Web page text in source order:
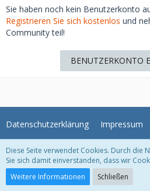
Sie haben noch kein Benutzerkonto
Registrieren Sie sich kostenlos und
Community teil!
BENUTZERKONTO
Datenschutzerklärung Impressum
WoltLab Suite Forum -
Community-Software:
Diese Seite verwendet Cookies. Durch die
Sie sich damit einverstanden, dass wir
Weitere Informationen
Schließen